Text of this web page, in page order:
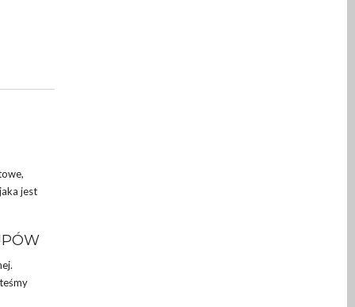
jest